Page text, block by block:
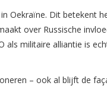
Dit betekent
over Russische
als militaire alliantie is
– ook al blijft de